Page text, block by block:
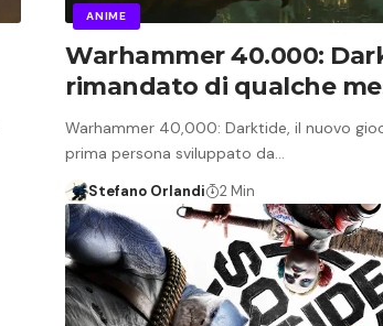
ANIME
Warhammer 40.000:
rimandato di qualche
Warhammer 40,000: Darktide, il nuovo
prima persona sviluppato da…
Stefano Orlandi 2 Min